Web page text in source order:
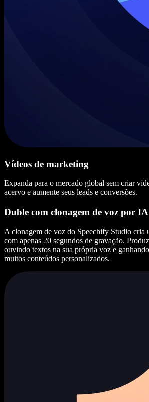
Vídeos de marketing
Expanda para o mercado global sem criar
acervo e aumente seus leads e conversões.
Duble com clonagem de voz por IA
A clonagem de voz do Speechify Studio cria
com apenas 20 segundos de gravação.
ouvindo textos na sua própria voz e
muitos conteúdos personalizados.